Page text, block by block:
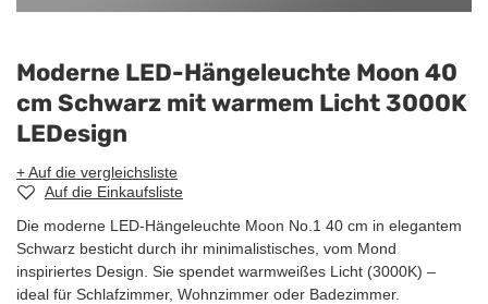
Moderne LED-Hängeleuchte Moon 40
cm Schwarz mit warmem Licht 3000K
LEDesign
+ Auf die vergleichsliste
Auf die Einkaufsliste
Die moderne LED-Hängeleuchte Moon No.1 40 cm in elegantem
Schwarz besticht durch ihr minimalistisches, vom Mond
inspiriertes Design. Sie spendet warmweißes Licht (3000K) –
ideal für Schlafzimmer, Wohnzimmer oder Badezimmer.